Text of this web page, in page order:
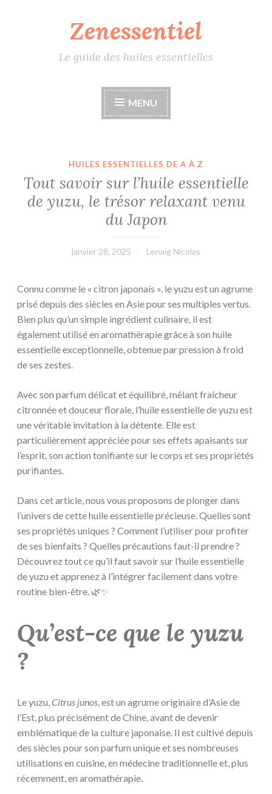
Zenessentiel
Le guide des huiles essentielles
MENU
HUILES ESSENTIELLES DE A À Z
Tout savoir sur l’huile essentielle
de yuzu, le trésor relaxant venu
du Japon
janvier 28, 2025 Lenaïg Nicolas
Connu comme le « citron japonais », le yuzu est un agrume
prisé depuis des siècles en Asie pour ses multiples vertus.
Bien plus qu’un simple ingrédient culinaire, il est
également utilisé en aromathérapie grâce à son huile
essentielle exceptionnelle, obtenue par pression à froid
de ses zestes.
Avec son parfum délicat et équilibré, mêlant fraîcheur
citronnée et douceur florale, l’huile essentielle de yuzu est
une véritable invitation à la détente. Elle est
particulièrement appréciée pour ses effets apaisants sur
l’esprit, son action tonifiante sur le corps et ses propriétés
purifiantes.
Dans cet article, nous vous proposons de plonger dans
l’univers de cette huile essentielle précieuse. Quelles sont
ses propriétés uniques ? Comment l’utiliser pour profiter
de ses bienfaits ? Quelles précautions faut-il prendre ?
Découvrez tout ce qu’il faut savoir sur l’huile essentielle
de yuzu et apprenez à l’intégrer facilement dans votre
routine bien-être. 🌿✨
Qu’est-ce que le yuzu
?
Le yuzu,Citrus junos, est un agrume originaire d’Asie de
l’Est, plus précisément de Chine, avant de devenir
emblématique de la culture japonaise. Il est cultivé depuis
des siècles pour son parfum unique et ses nombreuses
utilisations en cuisine, en médecine traditionnelle et, plus
récemment, en aromathérapie.